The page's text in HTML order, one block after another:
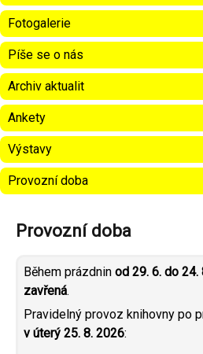
Fotogalerie
Píše se o nás
Archiv aktualit
Ankety
Výstavy
Provozní doba
Provozní doba
Během prázdnin od 29. 6. do 24.
zavřená.
Pravidelný provoz knihovny po
v úterý 25. 8. 2026: